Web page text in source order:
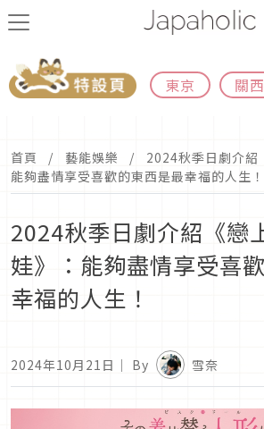
東京 關
首頁 藝能娛樂
2024秋季日劇介紹
能夠盡情享受喜歡的東西是最幸福的人生！
2024秋季日劇介紹《戀
娃》：能夠盡情享受喜
幸福的人生！
2024年10月21日 ｜ By 雪奈